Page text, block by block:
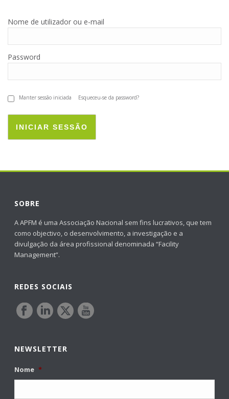
Nome de utilizador ou e-mail
Password
Manter sessão iniciada Esqueceu-se da password?
INICIAR SESSÃO
SOBRE
A APFM é uma Associação Nacional sem fins lucrativos, que tem
como objectivo, o desenvolvimento, a investigação e a
divulgação da área profissional denominada “Facility
Management”.
REDES SOCIAIS
NEWSLETTER
Nome *